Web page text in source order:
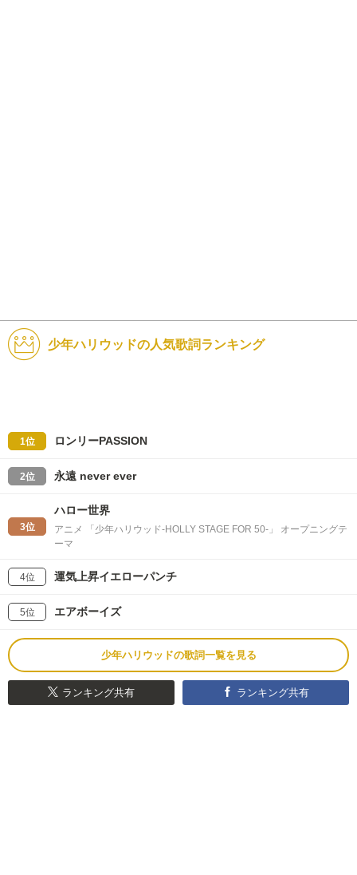
少年ハリウッドの人気歌詞ランキング
1位 ロンリーPASSION
2位 永遠 never ever
3位
ハロー世界
アニメ 「少年ハリウッド-HOLLY STAGE FOR 50-」 オープニングテ
ーマ
4位 運気上昇イエローパンチ
5位 エアボーイズ
少年ハリウッドの歌詞一覧を見る
ランキング共有 ランキング共有